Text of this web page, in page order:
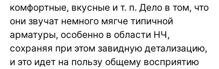
комфортные, вкусные и т. п. Дело в том, что
они звучат немного мягче типичной
арматуры, особенно в области НЧ,
сохраняя при этом завидную детализацию,
и это идет на пользу общему восприятию